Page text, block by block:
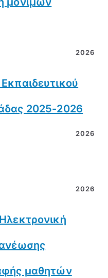
2026
2025-2026
2026
2026
μαθητών